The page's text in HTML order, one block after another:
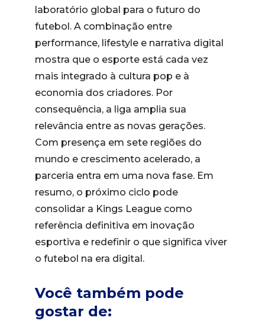
laboratório global para o futuro do
futebol. A combinação entre
performance, lifestyle e narrativa digital
mostra que o esporte está cada vez
mais integrado à cultura pop e à
economia dos criadores. Por
consequência, a liga amplia sua
relevância entre as novas gerações.
Com presença em sete regiões do
mundo e crescimento acelerado, a
parceria entra em uma nova fase. Em
resumo, o próximo ciclo pode
consolidar a Kings League como
referência definitiva em inovação
esportiva e redefinir o que significa viver
o futebol na era digital.
Você também pode
gostar de: